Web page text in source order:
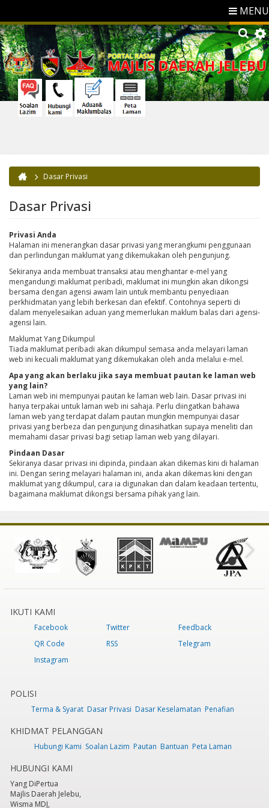
MENU
Anda di sini
Dasar Privasi
Dasar Privasi
Privasi Anda
Halaman ini menerangkan dasar privasi yang merangkumi penggunaan
dan perlindungan maklumat yang dikemukakan oleh pengunjung.
Sekiranya anda membuat transaksi atau menghantar e-mel yang
mengandungi maklumat peribadi, maklumat ini mungkin akan dikongsi
bersama dengan agensi awam lain untuk membantu penyediaan
perkhidmatan yang lebih berkesan dan efektif. Contohnya seperti di
dalam menyelesaikan aduan yang memerlukan maklum balas dari agensi-
agensi lain.
Maklumat Yang Dikumpul
Tiada maklumat peribadi akan dikumpul semasa anda melayari laman
web ini kecuali maklumat yang dikemukakan oleh anda melalui e-mel.
Apa yang akan berlaku jika saya membuat pautan ke laman web
yang lain?
Laman web ini mempunyai pautan ke laman web lain. Dasar privasi ini
hanya terpakai untuk laman web ini sahaja. Perlu diingatkan bahawa
laman web yang terdapat dalam pautan mungkin mempunyai dasar
privasi yang berbeza dan pengunjung dinasihatkan supaya meneliti dan
memahami dasar privasi bagi setiap laman web yang dilayari.
Pindaan Dasar
Sekiranya dasar privasi ini dipinda, pindaan akan dikemas kini di halaman
ini. Dengan sering melayari halaman ini, anda akan dikemas kini dengan
maklumat yang dikumpul, cara ia digunakan dan dalam keadaan tertentu,
bagaimana maklumat dikongsi bersama pihak yang lain.
IKUTI KAMI
Facebook Twitter
Feedback
QR Code
RSS
Telegram
Instagram
POLISI
Terma & Syarat Dasar Privasi Dasar Keselamatan Penafian
KHIDMAT PELANGGAN
Hubungi Kami Soalan Lazim Pautan Bantuan Peta Laman
HUBUNGI KAMI
Yang DiPertua
Majlis Daerah Jelebu,
Wisma MDJ,